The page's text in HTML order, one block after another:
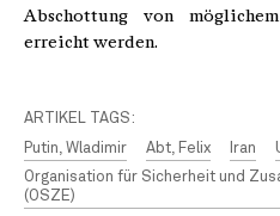
Abschottung von
erreicht werden.
ARTIKEL TAGS:
Putin, Wladimir
Abt, Felix Iran
Organisation für Sicherheit und
(OSZE)